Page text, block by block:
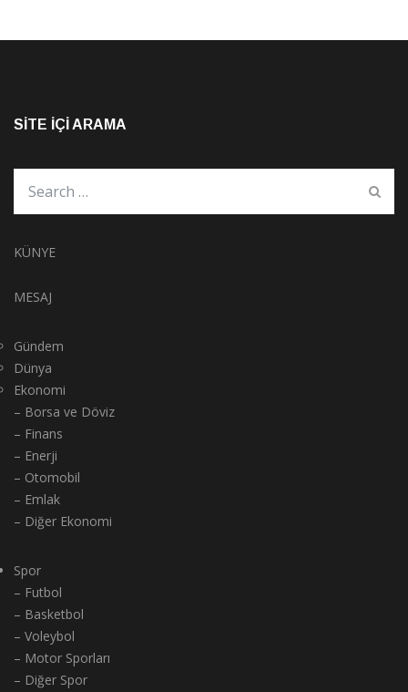
SITE İÇI ARAMA
KÜNYE
MESAJ
Gündem
Dünya
Ekonomi
– Borsa ve Döviz
– Finans
– Enerji
– Otomobil
– Emlak
– Diğer Ekonomi
Spor
– Futbol
– Basketbol
– Voleybol
– Motor Sporları
– Diğer Spor